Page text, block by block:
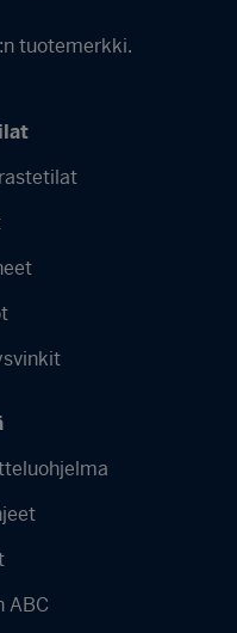
tuotemerkki.
ABC